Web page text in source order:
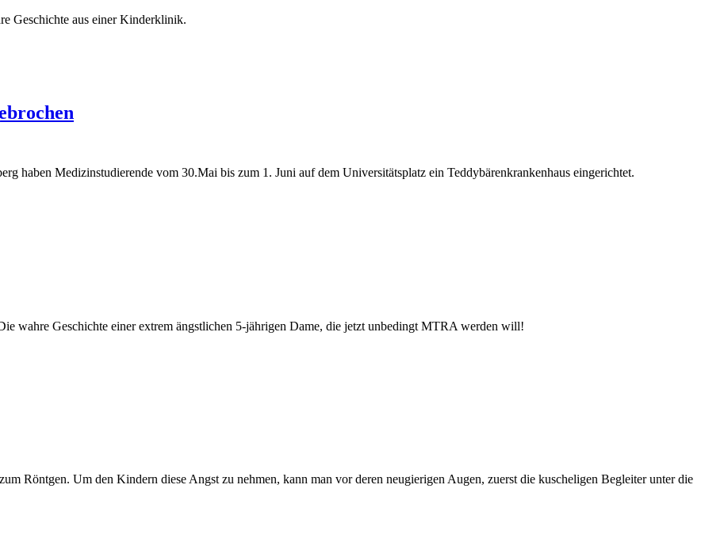
Geschichte aus einer Kinderklinik.
haben Medizinstudierende vom 30.Mai bis zum 1. Juni auf dem Universitätsplatz ein Teddybärenkrankenhaus eingerichtet.
wahre Geschichte einer extrem ängstlichen 5-jährigen Dame, die jetzt unbedingt MTRA werden will!
Röntgen. Um den Kindern diese Angst zu nehmen, kann man vor deren neugierigen Augen, zuerst die kuscheligen Begleiter unter die